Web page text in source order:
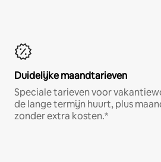
Duidelijke maandtarieven
Speciale tarieven voor
de lange termijn huurt, plus
zonder extra kosten.*